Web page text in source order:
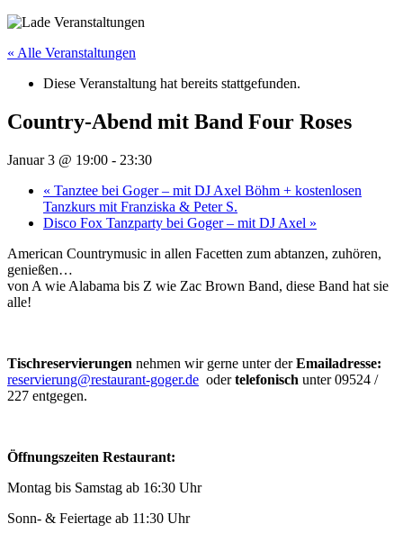
« Alle Veranstaltungen
Diese Veranstaltung hat bereits stattgefunden.
Country-Abend mit Band Four Roses
Januar 3 @ 19:00 - 23:30
« Tanztee bei Goger – mit DJ Axel Böhm + kostenlosen
Tanzkurs mit Franziska & Peter S.
Disco Fox Tanzparty bei Goger – mit DJ Axel »
American Countrymusic in allen Facetten zum abtanzen, zuhören,
genießen…
von A wie Alabama bis Z wie Zac Brown Band, diese Band hat sie
alle!
Tischreservierungen nehmen wir gerne unter derEmailadresse:
reservierung@restaurant-goger.de odertelefonisch unter 09524 /
227 entgegen.
Öffnungszeiten Restaurant:
Montag bis Samstag ab 16:30 Uhr
Sonn- & Feiertage ab 11:30 Uhr